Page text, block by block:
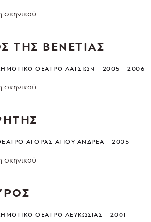
σκηνικού
ΤΗΣ ΒΕΝΕΤΙΑΣ
ΘΈΑΤΡΟ ΛΑΤΣΙΏΝ 2005 - 2006
σκηνικού
ΑΓΟΡΆΣ ΑΓΊΟΥ ΑΝΔΡΈΑ 2005
σκηνικού
ΘΈΑΤΡΟ ΛΕΥΚΩΣΊΑΣ 2001